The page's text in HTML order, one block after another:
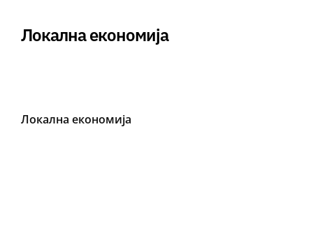
Локална економија
Локална економија